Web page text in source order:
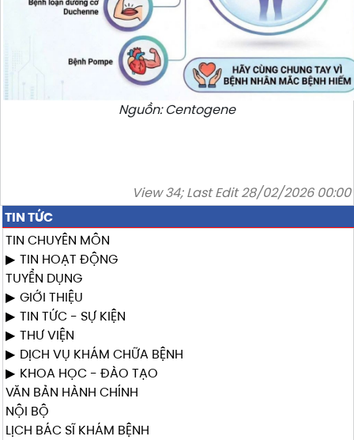
Nguồn: Centogene
View 34; Last Edit 28/02/2026 00:00
TIN TỨC
TIN CHUYÊN MÔN
TIN HOẠT ĐỘNG
TUYỂN DỤNG
GIỚI THIỆU
TIN TỨC - SỰ KIỆN
THƯ VIỆN
DỊCH VỤ KHÁM CHỮA BỆNH
KHOA HỌC - ĐÀO TẠO
VĂN BẢN HÀNH CHÍNH
NỘI BỘ
LỊCH BÁC SĨ KHÁM BỆNH